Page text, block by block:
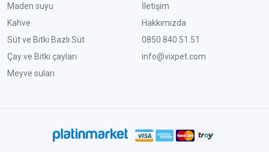
Maden suyu
Kahve
Süt ve Bitki Bazlı Süt
Çay ve Bitki çayları
Meyve suları
İletişim
Hakkımızda
0850 840 51 51
info@vixpet.com